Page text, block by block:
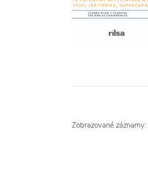
Zobrazované záznamy: